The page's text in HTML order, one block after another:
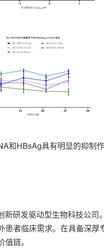
和HBsAg具有明显的抑制
研发驱动型生物科技公
者临床需求。在具备深
链。